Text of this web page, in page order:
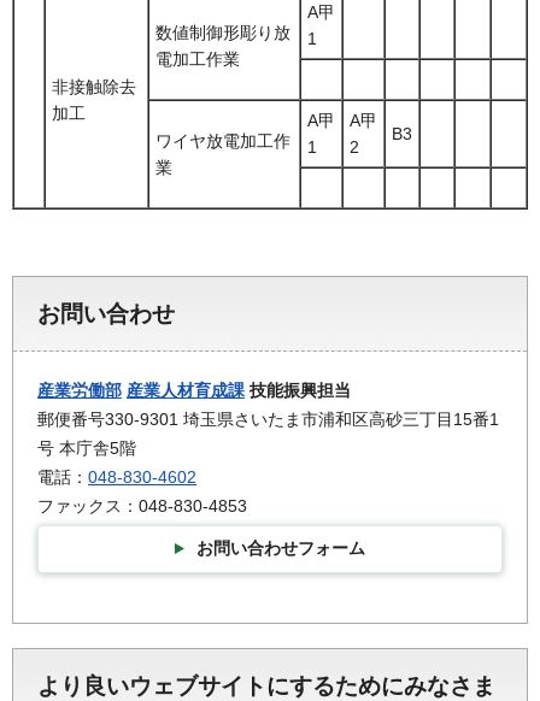
非接触除去
加工
数値制御形彫り放
電加工作業
A甲
1
ワイヤ放電加工作
業
A甲
1
A甲
2
B3
お問い合わせ
産業労働部 産業人材育成課 技能振興担当
郵便番号330-9301 埼玉県さいたま市浦和区高砂三丁目15番1
号 本庁舎5階
電話： 048-830-4602
ファックス：048-830-4853
お問い合わせフォーム
より良いウェブサイトにするためにみなさま